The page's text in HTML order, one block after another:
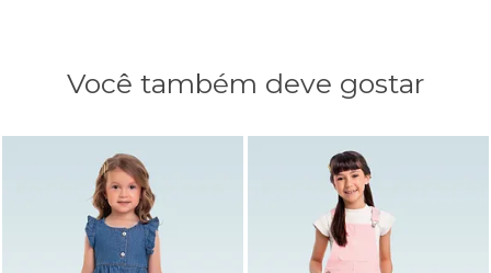
Você também deve gostar